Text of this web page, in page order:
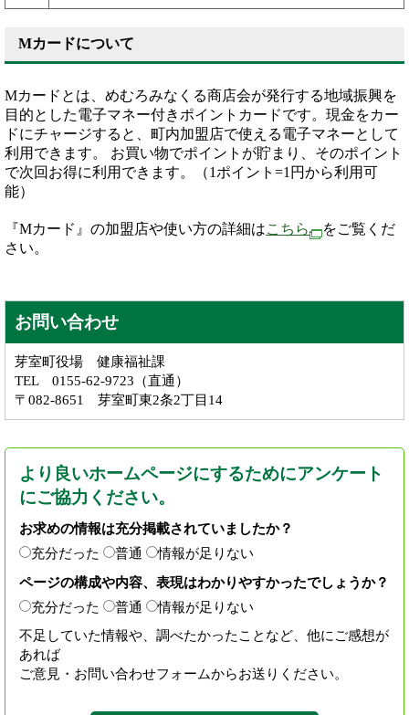
Mカードについて
Mカードとは、めむろみなくる商店会が発行する地域振興を
目的とした電子マネー付きポイントカードです。現金をカー
ドにチャージすると、町内加盟店で使える電子マネーとして
利用できます。 お買い物でポイントが貯まり、そのポイント
で次回お得に利用できます。（1ポイント=1円から利用可
能）
『Mカード』の加盟店や使い方の詳細はこちら
をご覧くだ
さい。
お問い合わせ
芽室町役場 健康福祉課
TEL 0155-62-9723（直通）
〒082-8651 芽室町東2条2丁目14
より良いホームページにするためにアンケート
にご協力ください。
お求めの情報は充分掲載されていましたか？
充分だった
普通
情報が足りない
ページの構成や内容、表現はわかりやすかったでしょうか？
充分だった
普通
情報が足りない
不足していた情報や、調べたかったことなど、他にご感想が
あれば
ご意見・お問い合わせフォームからお送りください。